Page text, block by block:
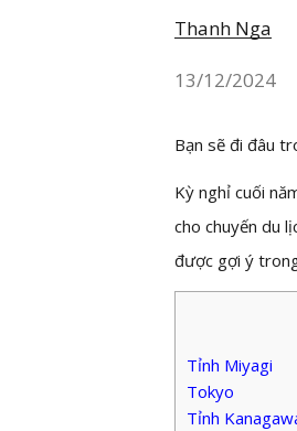
Thanh Nga
13/12/2024
Bạn sẽ đi đâu
Kỳ nghỉ cuối
cho chuyến du
được gợi ý
Tỉnh Miyagi
Tokyo
Tỉnh